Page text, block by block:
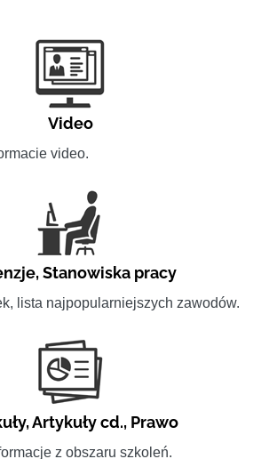
Video
video.
,Stanowiska pracy
lista najpopularniejszych zawodów.
,Artykuły cd., Prawo
z obszaru szkoleń.